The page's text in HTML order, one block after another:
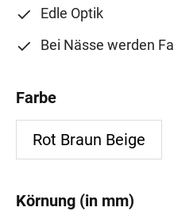
Edle Optik
Bei Nässe werden
Farbe
Rot Braun Beige
Körnung (in mm)